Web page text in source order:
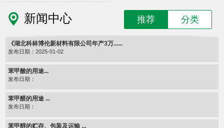
新闻中心 推荐 分类
《湖北科林博伦新材料有限公司年产3万......
发布日期：2025-01-02
苯甲酸的用途...
发布日期：
苯甲醛的用途 ...
发布日期：
苯甲醇的贮存、包装及运输 ...